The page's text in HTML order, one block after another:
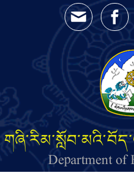
Skip to main content
Department of